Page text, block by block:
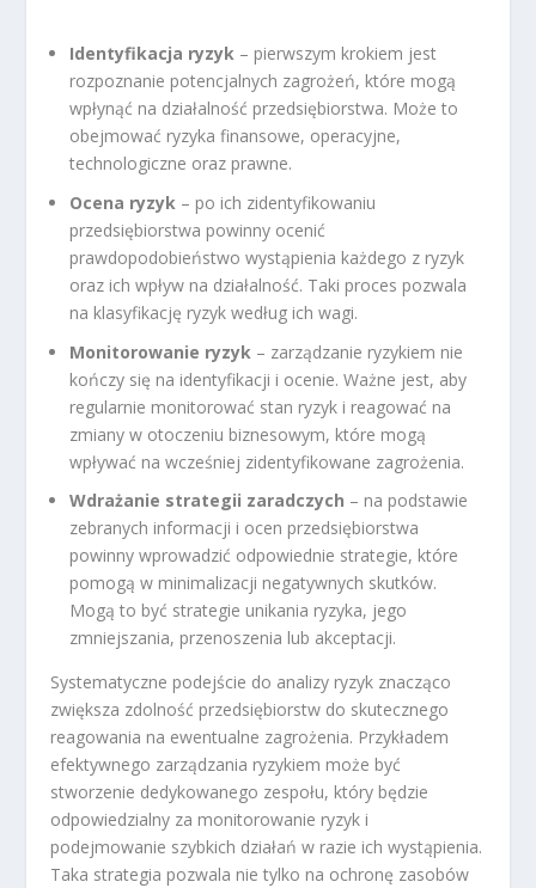
Identyfikacja ryzyk – pierwszym krokiem jest
rozpoznanie potencjalnych zagrożeń, które mogą
wpłynąć na działalność przedsiębiorstwa. Może to
obejmować ryzyka finansowe, operacyjne,
technologiczne oraz prawne.
Ocena ryzyk – po ich zidentyfikowaniu
przedsiębiorstwa powinny ocenić
prawdopodobieństwo wystąpienia każdego z ryzyk
oraz ich wpływ na działalność. Taki proces pozwala
na klasyfikację ryzyk według ich wagi.
Monitorowanie ryzyk – zarządzanie ryzykiem nie
kończy się na identyfikacji i ocenie. Ważne jest, aby
regularnie monitorować stan ryzyk i reagować na
zmiany w otoczeniu biznesowym, które mogą
wpływać na wcześniej zidentyfikowane zagrożenia.
Wdrażanie strategii zaradczych – na podstawie
zebranych informacji i ocen przedsiębiorstwa
powinny wprowadzić odpowiednie strategie, które
pomogą w minimalizacji negatywnych skutków.
Mogą to być strategie unikania ryzyka, jego
zmniejszania, przenoszenia lub akceptacji.
Systematyczne podejście do analizy ryzyk znacząco
zwiększa zdolność przedsiębiorstw do skutecznego
reagowania na ewentualne zagrożenia. Przykładem
efektywnego zarządzania ryzykiem może być
stworzenie dedykowanego zespołu, który będzie
odpowiedzialny za monitorowanie ryzyk i
podejmowanie szybkich działań w razie ich wystąpienia.
Taka strategia pozwala nie tylko na ochronę zasobów